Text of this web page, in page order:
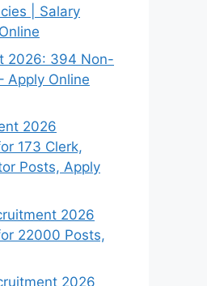
| Salary
2026: 394 Non-
Apply Online
2026
173 Clerk,
Posts, Apply
2026
22000 Posts,
2026